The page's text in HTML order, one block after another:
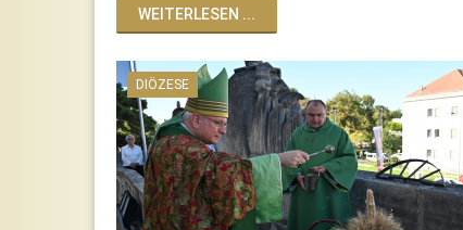
WEITERLESEN ...
DIÖZESE